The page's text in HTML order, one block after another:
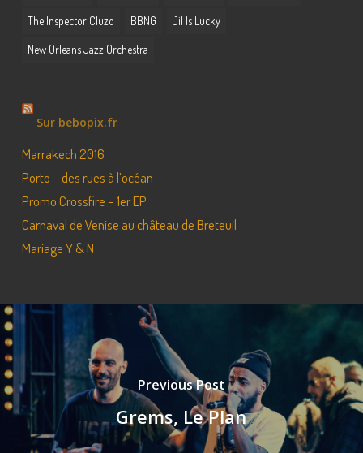
The Inspector Cluzo BBNG Jil Is Lucky
New Orleans Jazz Orchestra
Sur bebopix.fr
Marrakech 2016
Porto – des rues à l’océan
Promo Crossfire – 1er EP
Carnaval de Venise au château de Breteuil
Mariage Y & N
Previous Post
Grems, Le Plan